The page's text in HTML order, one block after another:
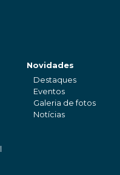
Novidades
Destaques
Eventos
Galeria de fotos
Notícias